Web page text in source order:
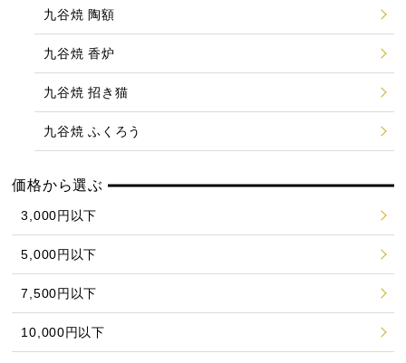
九谷焼 陶額
九谷焼 香炉
九谷焼 招き猫
九谷焼 ふくろう
価格から選ぶ
3,000円以下
5,000円以下
7,500円以下
10,000円以下